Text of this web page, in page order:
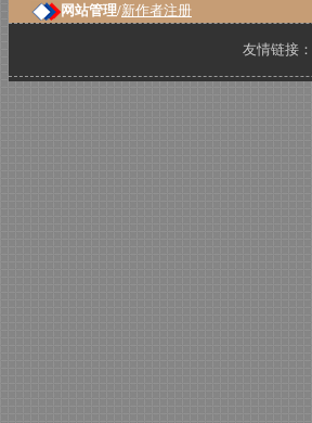
网站管理/新作者注册
友情链接：